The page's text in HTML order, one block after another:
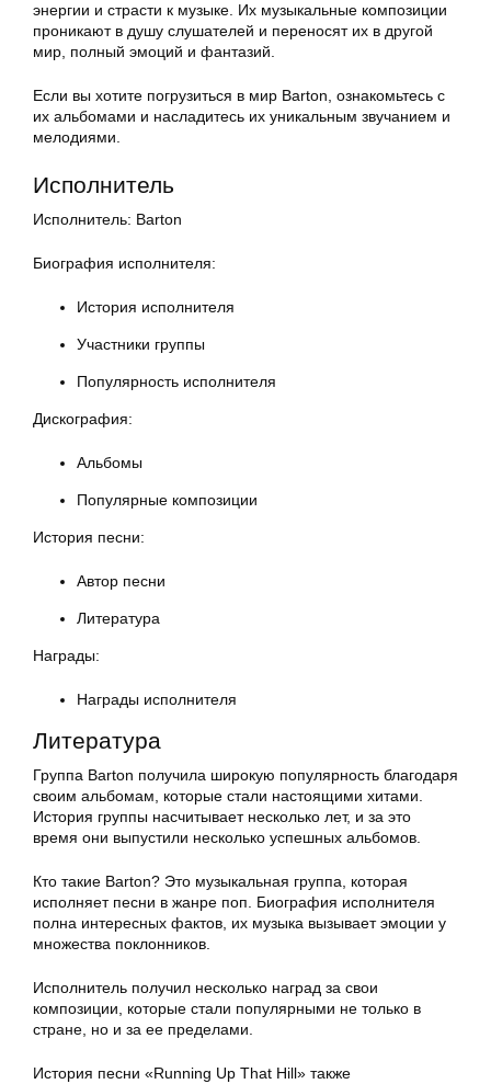
энергии и страсти к музыке. Их музыкальные композиции
проникают в душу слушателей и переносят их в другой
мир, полный эмоций и фантазий.
Если вы хотите погрузиться в мир Barton, ознакомьтесь с
их альбомами и насладитесь их уникальным звучанием и
мелодиями.
Исполнитель
Исполнитель: Barton
Биография исполнителя:
История исполнителя
Участники группы
Популярность исполнителя
Дискография:
Альбомы
Популярные композиции
История песни:
Автор песни
Литература
Награды:
Награды исполнителя
Литература
Группа Barton получила широкую популярность благодаря
своим альбомам, которые стали настоящими хитами.
История группы насчитывает несколько лет, и за это
время они выпустили несколько успешных альбомов.
Кто такие Barton? Это музыкальная группа, которая
исполняет песни в жанре поп. Биография исполнителя
полна интересных фактов, их музыка вызывает эмоции у
множества поклонников.
Исполнитель получил несколько наград за свои
композиции, которые стали популярными не только в
стране, но и за ее пределами.
История песни «Running Up That Hill» также